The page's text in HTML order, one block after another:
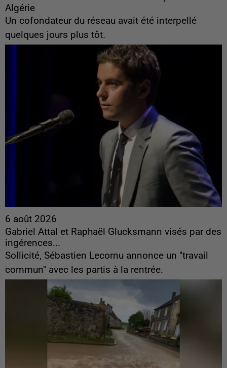
Algérie
Un cofondateur du réseau avait été interpellé
quelques jours plus tôt.
6 août 2026
Gabriel Attal et Raphaël Glucksmann visés par des
ingérences...
Sollicité, Sébastien Lecornu annonce un "travail
commun" avec les partis à la rentrée.